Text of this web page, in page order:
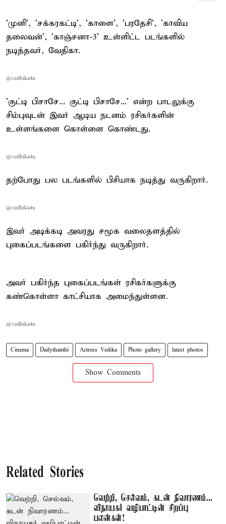
'முனி', 'சக்கரகட்டி', 'காளை', 'பரதேசி', 'காவிய
தலைவன்', 'காஞ்சனா-3' உள்ளிட்ட படங்களில்
நடித்தவர், வேதிகா.
@vedhika4u
'குட்டி பிசாசே... குட்டி பிசாசே...' என்ற பாடலுக்கு
சிம்புவுடன் இவர் ஆடிய நடனம் ரசிகர்களின்
உள்ளங்களை கொள்ளை கொண்டது.
@vedhika4u
தற்போது பல படங்களில் பிசியாக நடித்து வருகிறார்.
@vedhika4u
இவர் அடிக்கடி அவரது சமூக வலைதளத்தில்
புகைப்படங்களை பகிர்ந்து வருகிறார்.
அவர் பகிர்ந்த புகைப்படங்கள் ரசிகர்களுக்கு
கண்கொள்ளா காட்சியாக அமைந்துள்ளன.
@vedhika4u
Cinema Dailythanthi Actress Vedika Photo gallery latest photos
Show Comments
Related Stories
வெற்றி, செல்வம், கடன் நிவாரணம்...
விநாயகர் வழிபாட்டின் சிறப்பு
பலன்கள்!